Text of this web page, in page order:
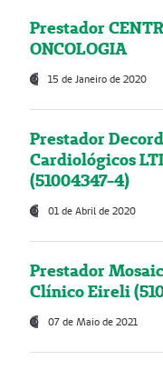
Prestador
ONCOLOGIA
15 de Janeiro de 2020
Prestador
Cardiológicos
(51004347-4)
01 de Abril de 2020
Prestador
Clínico Eireli
07 de Maio de 2021